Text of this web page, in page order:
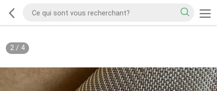
2/ 4